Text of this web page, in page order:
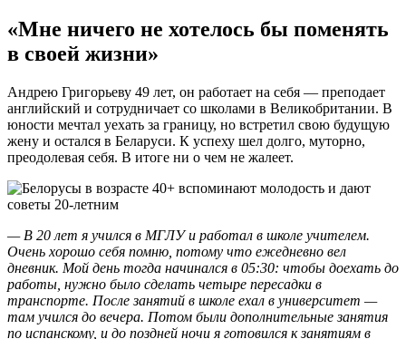
«Мне ничего не хотелось бы поменять
в своей жизни»
Андрею Григорьеву 49 лет, он работает на себя — преподает
английский и сотрудничает со школами в Великобритании. В
юности мечтал уехать за границу, но встретил свою будущую
жену и остался в Беларуси. К успеху шел долго, муторно,
преодолевая себя. В итоге ни о чем не жалеет.
— В 20 лет я учился в МГЛУ и работал в школе учителем.
Очень хорошо себя помню, потому что ежедневно вел
дневник. Мой день тогда начинался в 05:30: чтобы доехать до
работы, нужно было сделать четыре пересадки в
транспорте. После занятий в школе ехал в университет —
там учился до вечера. Потом были дополнительные занятия
по испанскому, и до поздней ночи я готовился к занятиям в